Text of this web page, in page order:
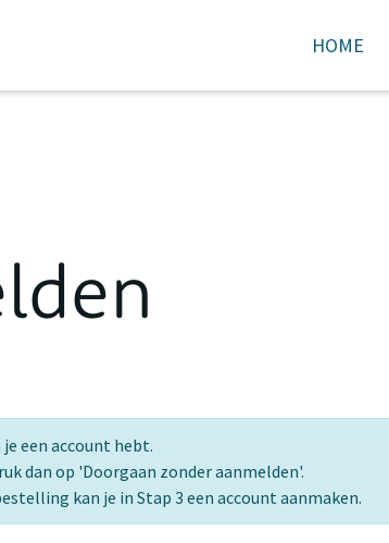
HOME
een account hebt.
dan op 'Doorgaan zonder aanmelden'.
kan je in Stap 3 een account aanmaken.